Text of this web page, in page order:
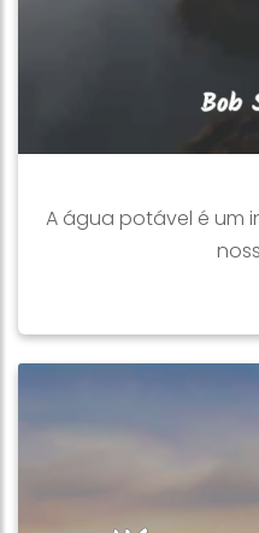
A água potável é um